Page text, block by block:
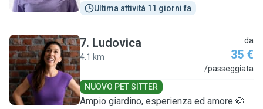
Ultima attività 11 giorni fa
L
7. Ludovica
4.1 km
da
35 €
/passeggiata
NUOVO PET SITTER
Ampio giardino, esperienza ed amore 🐶